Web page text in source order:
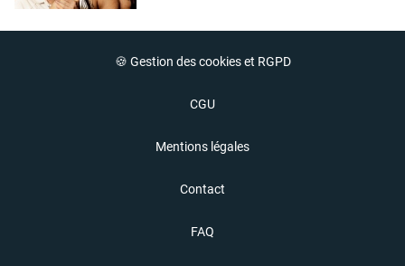
🍪 Gestion des cookies et RGPD
CGU
Mentions légales
Contact
FAQ